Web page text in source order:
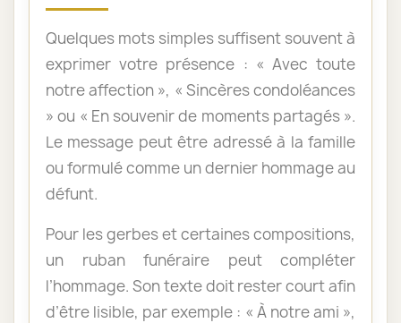
Quelques mots simples suffisent souvent à
exprimer votre présence : « Avec toute
notre affection », « Sincères condoléances
» ou « En souvenir de moments partagés ».
Le message peut être adressé à la famille
ou formulé comme un dernier hommage au
défunt.
Pour les gerbes et certaines compositions,
un ruban funéraire peut compléter
l’hommage. Son texte doit rester court afin
d’être lisible, par exemple : « À notre ami »,